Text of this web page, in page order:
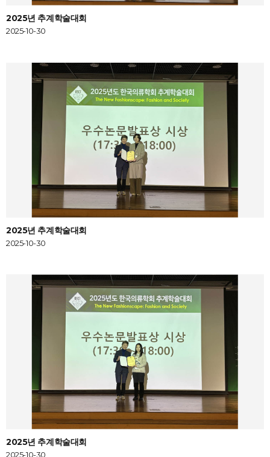
2025년 추계학술대회
2025-10-30
2025년 추계학술대회
2025-10-30
2025년 추계학술대회
2025-10-30